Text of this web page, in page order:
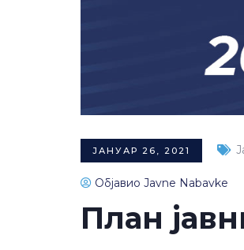
ЈАНУАР 26, 2021
Објавио Javne Nabavke
План